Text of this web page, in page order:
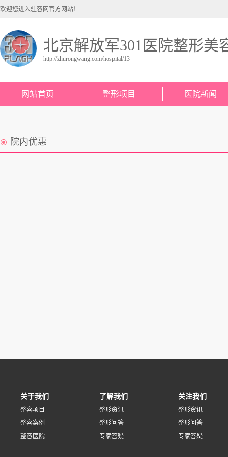
欢迎您进入驻容网官方网站！
北京解放军301医院整形美
http://zhurongwang.com/hospital/13
网站首页 整形项目 医院新闻
院内优惠
关于我们
整容项目
整容案例
整容医院
了解我们
整形资讯
整形问答
专家答疑
关注我们
整形资讯
整形问答
专家答疑